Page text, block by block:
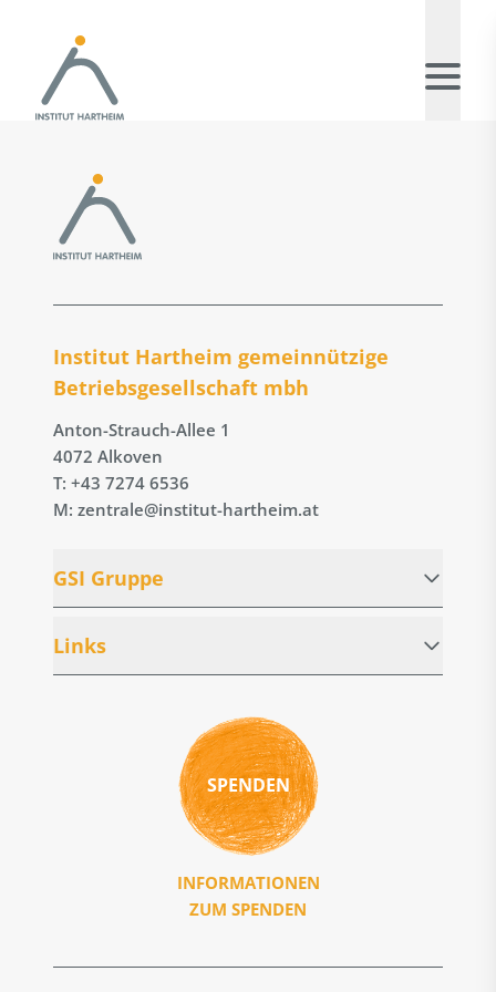
Institut Hartheim gemeinnützige
Betriebs­gesellschaft mbh
Anton-Strauch-Allee 1
4072 Alkoven
T: +43 7274 6536
M: zentrale@institut-hartheim.at
GSI Gruppe
Links
SPENDEN
INFORMATIONEN
ZUM SPENDEN